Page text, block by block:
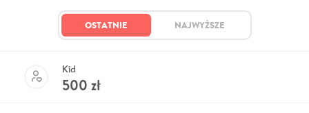
OSTATNIE NAJWYŻSZE
Kid
500 zł